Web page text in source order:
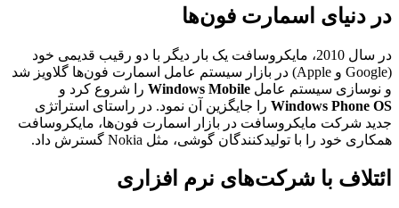
در دنیای اسمارت فون‌ها
در سال 2010، مایکروسافت یک بار دیگر با دو رقیب قدیمی خود
(Google و Apple) در بازار سیستم عامل اسمارت فون‌ها گلاویز شد
و نوسازی سیستم عامل Windows Mobile را شروع کرد و
Windows Phone OS
را جایگزین آن نمود. در راستای استراتژی
جدید شرکت مایکروسافت در بازار اسمارت فون‌ها، مایکروسافت
همکاری خود را با تولیدکنندگان گوشی، مثل Nokia گسترش داد.
ائتلاف با شرکت‌های نرم افزاری